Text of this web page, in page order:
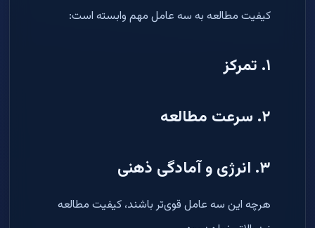
کیفیت مطالعه به سه عامل مهم وابسته است:
۱. تمرکز
۲. سرعت مطالعه
۳. انرژی و آمادگی ذهنی
هرچه این سه عامل قوی‌تر باشند، کیفیت مطالعه